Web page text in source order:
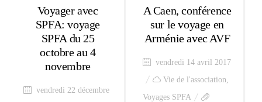
Voyager avec
SPFA: voyage
SPFA du 25
octobre au 4
novembre
vendredi 22 décembre
A Caen, conférence
sur le voyage en
Arménie avec AVF
vendredi 14 avril 2017
Vie de l'association,
Voyages SPFA